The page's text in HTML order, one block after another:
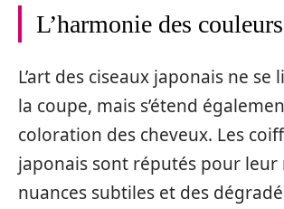
L’harmonie des couleurs
L’art des ciseaux japonais ne se
la coupe, mais s’étend
coloration des cheveux. Les
japonais sont réputés pour leur
nuances subtiles et des